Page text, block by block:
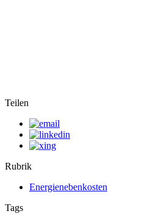
Teilen
Rubrik
Energienebenkosten
Tags